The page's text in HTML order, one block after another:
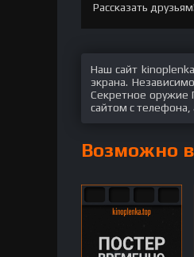
Рассказать друзьям!
Наш сайт
экрана.
Секретное оружие
сайтом с телефона,
Возможно